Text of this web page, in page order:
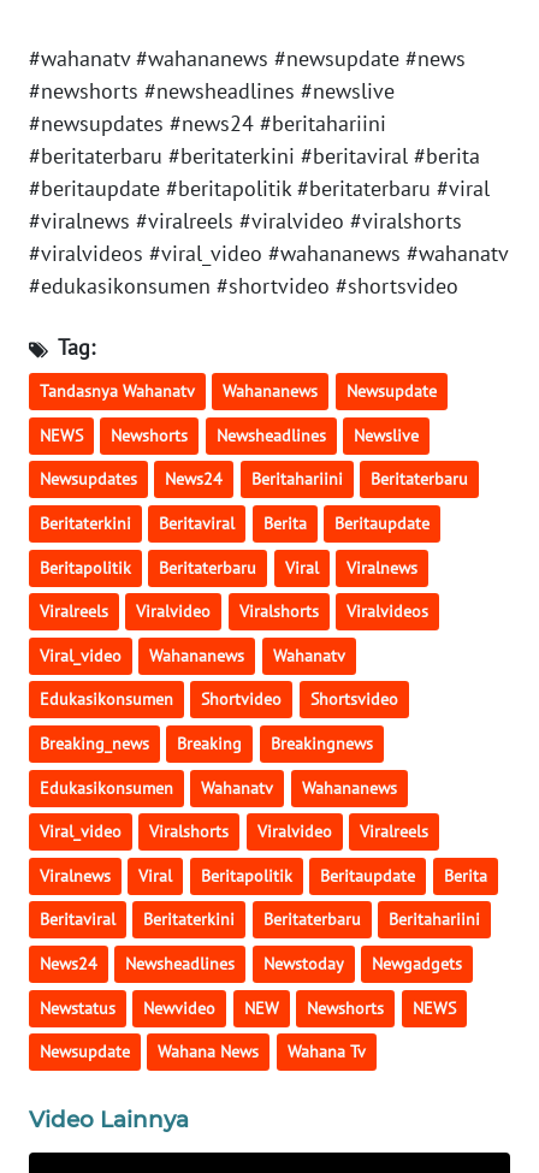
#wahanatv #wahananews #newsupdate #news
#newshorts #newsheadlines #newslive
#newsupdates #news24 #beritahariini
#beritaterbaru #beritaterkini #beritaviral #berita
#beritaupdate #beritapolitik #beritaterbaru #viral
#viralnews #viralreels #viralvideo #viralshorts
#viralvideos #viral_video #wahananews #wahanatv
#edukasikonsumen #shortvideo #shortsvideo
Tag:
Tandasnya Wahanatv Wahananews Newsupdate
NEWS Newshorts Newsheadlines Newslive
Newsupdates News24 Beritahariini Beritaterbaru
Beritaterkini Beritaviral Berita Beritaupdate
Beritapolitik Beritaterbaru Viral Viralnews
Viralreels Viralvideo Viralshorts Viralvideos
Viral_video Wahananews Wahanatv
Edukasikonsumen Shortvideo Shortsvideo
Breaking_news Breaking Breakingnews
Edukasikonsumen Wahanatv Wahananews
Viral_video Viralshorts Viralvideo Viralreels
Viralnews Viral Beritapolitik Beritaupdate Berita
Beritaviral Beritaterkini Beritaterbaru Beritahariini
News24 Newsheadlines Newstoday Newgadgets
Newstatus Newvideo NEW Newshorts NEWS
Newsupdate Wahana News Wahana Tv
Video Lainnya
KALBAR
WN
KALTENG
WN
KALTARA
KALSEL
WN
KALTIM
WN
SULSEL
WN
GORONTALO
WN
SULUT
WN
MALUKU
WN
MALUT
WN
DAIRI
WN
DANAU
TOBA